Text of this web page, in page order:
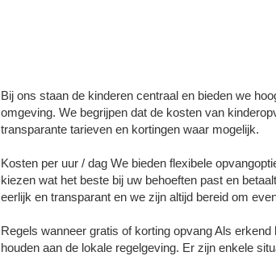
Bij ons staan de kinderen centraal en bieden we
omgeving. We begrijpen dat de kosten van
transparante tarieven en kortingen waar mogelijk.
Kosten per uur / dag We bieden flexibele
kiezen wat het beste bij uw behoeften past en
eerlijk en transparant en we zijn altijd bereid om
Regels wanneer gratis of korting opvang Als
houden aan de lokale regelgeving. Er zijn enkele